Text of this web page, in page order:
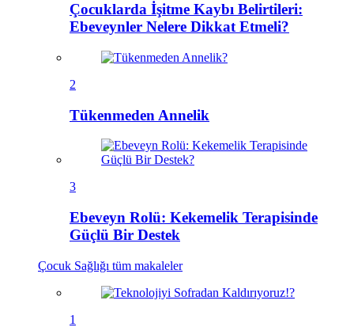
Çocuklarda İşitme Kaybı Belirtileri:
Ebeveynler Nelere Dikkat Etmeli?
2
Tükenmeden Annelik
3
Ebeveyn Rolü: Kekemelik Terapisinde
Güçlü Bir Destek
Çocuk Sağlığı tüm makaleler
1